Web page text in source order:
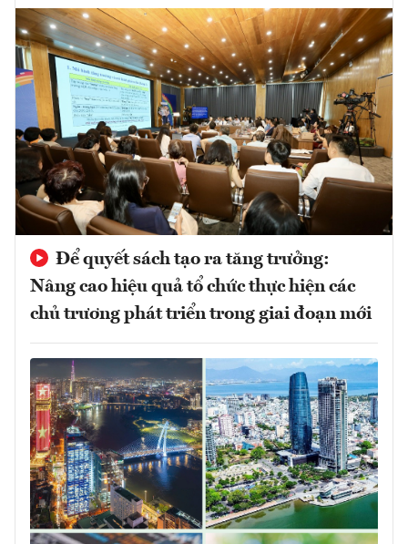
Để quyết sách tạo ra tăng trưởng:
Nâng cao hiệu quả tổ chức thực hiện các
chủ trương phát triển trong giai đoạn mới